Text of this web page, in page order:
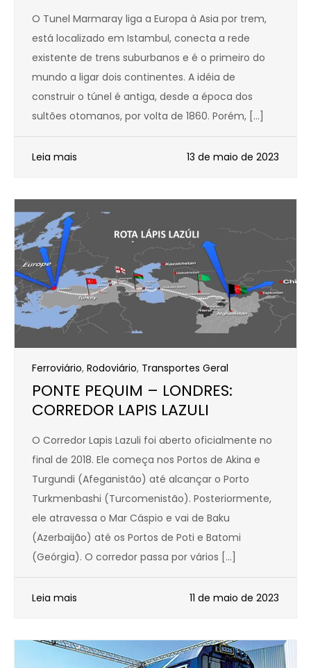
O Tunel Marmaray liga a Europa à Asia por trem,
está localizado em Istambul, conecta a rede
existente de trens suburbanos e é o primeiro do
mundo a ligar dois continentes. A idéia de
construir o túnel é antiga, desde a época dos
sultões otomanos, por volta de 1860. Porém, […]
Leia mais 13 de maio de 2023
Ferroviário, Rodoviário, Transportes Geral
PONTE PEQUIM – LONDRES:
CORREDOR LAPIS LAZULI
O Corredor Lapis Lazuli foi aberto oficialmente no
final de 2018. Ele começa nos Portos de Akina e
Turgundi (Afeganistão) até alcançar o Porto
Turkmenbashi (Turcomenistão). Posteriormente,
ele atravessa o Mar Cáspio e vai de Baku
(Azerbaijão) até os Portos de Poti e Batomi
(Geórgia). O corredor passa por vários […]
Leia mais 11 de maio de 2023